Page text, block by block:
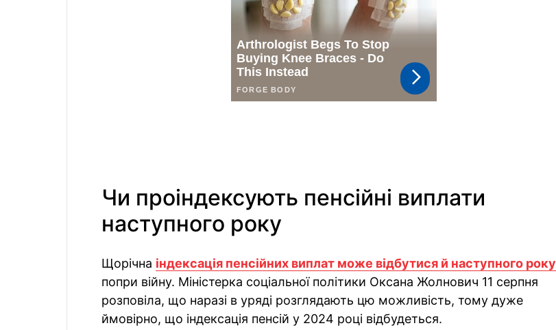
Чи проіндексують пенсійні виплати
наступного року
Щорічна індексація пенсійних виплат може відбутися й наступного року
попри війну. Міністерка соціальної політики Оксана Жолнович 11 серпня
розповіла, що наразі в уряді розглядають цю можливість, тому дуже
ймовірно, що індексація пенсій у 2024 році відбудеться.